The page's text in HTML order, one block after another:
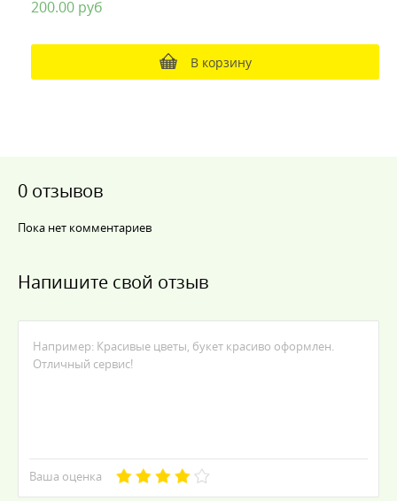
200.00 руб
В корзину
0 отзывов
Пока нет комментариев
Напишите свой отзыв
Ваша оценка